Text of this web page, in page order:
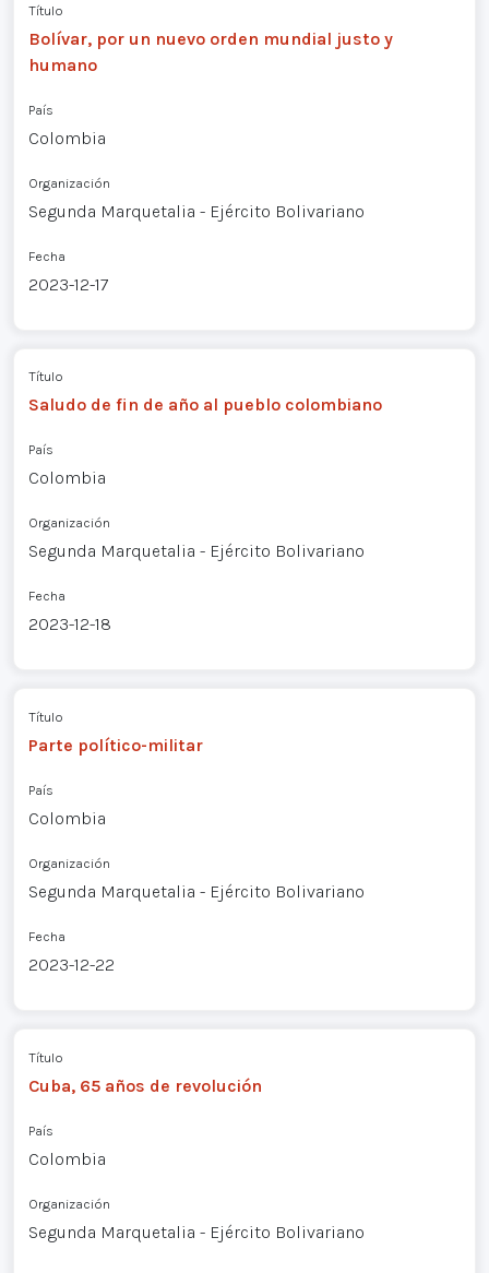
Título
Bolívar, por un nuevo orden mundial justo y
humano
País
Colombia
Organización
Segunda Marquetalia - Ejército Bolivariano
Fecha
2023-12-17
Título
Saludo de fin de año al pueblo colombiano
País
Colombia
Organización
Segunda Marquetalia - Ejército Bolivariano
Fecha
2023-12-18
Título
Parte político-militar
País
Colombia
Organización
Segunda Marquetalia - Ejército Bolivariano
Fecha
2023-12-22
Título
Cuba, 65 años de revolución
País
Colombia
Organización
Segunda Marquetalia - Ejército Bolivariano